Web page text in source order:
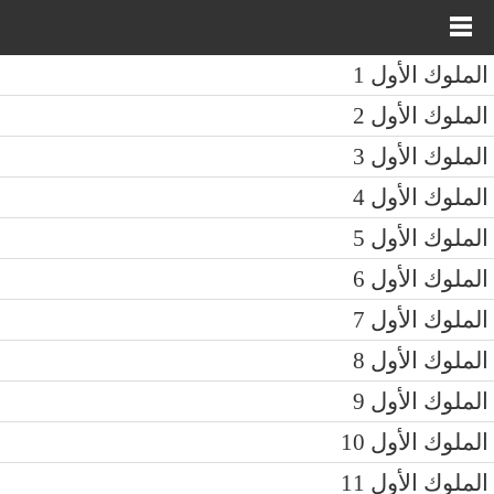
الملوك الأول 1
الملوك الأول 2
الملوك الأول 3
الملوك الأول 4
الملوك الأول 5
الملوك الأول 6
الملوك الأول 7
الملوك الأول 8
الملوك الأول 9
الملوك الأول 10
الملوك الأول 11